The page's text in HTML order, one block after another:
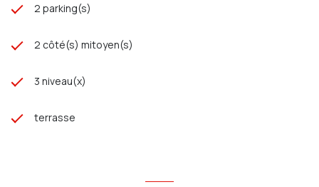
2 parking(s)
2 côté(s) mitoyen(s)
3 niveau(x)
terrasse